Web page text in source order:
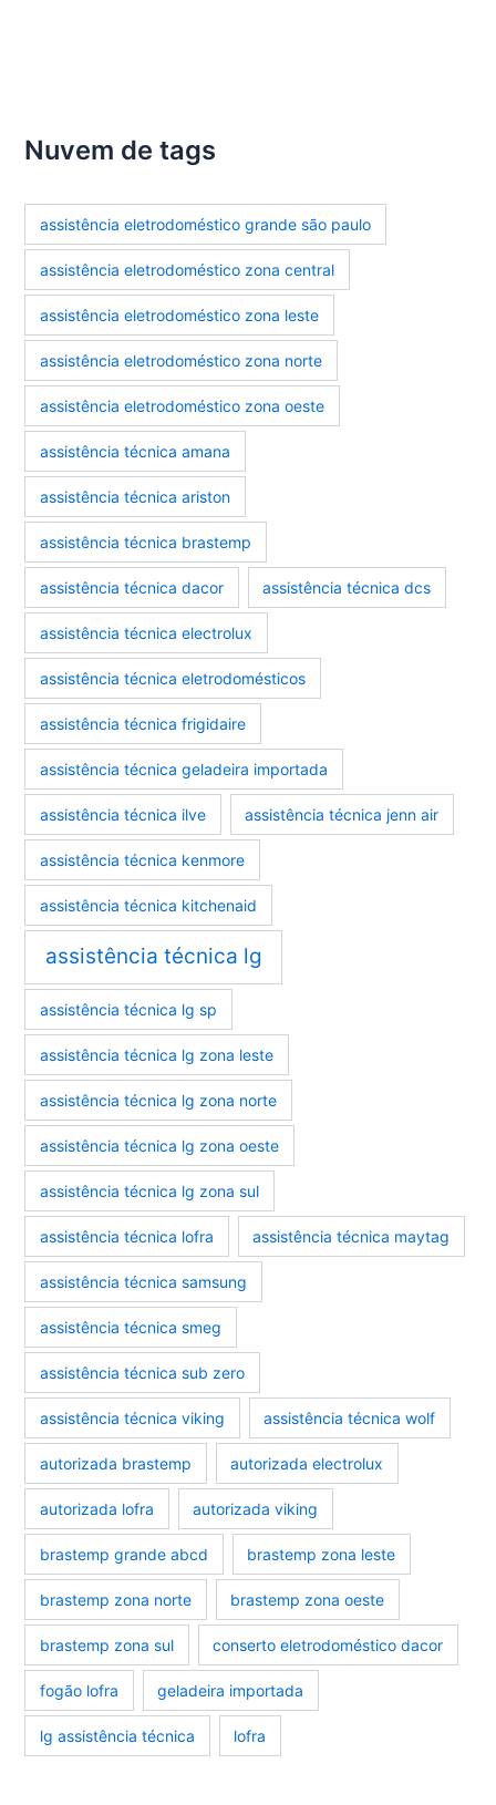
Nuvem de tags
assistência eletrodoméstico grande são paulo
assistência eletrodoméstico zona central
assistência eletrodoméstico zona leste
assistência eletrodoméstico zona norte
assistência eletrodoméstico zona oeste
assistência técnica amana
assistência técnica ariston
assistência técnica brastemp
assistência técnica dacor assistência técnica dcs
assistência técnica electrolux
assistência técnica eletrodomésticos
assistência técnica frigidaire
assistência técnica geladeira importada
assistência técnica ilve assistência técnica jenn air
assistência técnica kenmore
assistência técnica kitchenaid
assistência técnica lg
assistência técnica lg sp
assistência técnica lg zona leste
assistência técnica lg zona norte
assistência técnica lg zona oeste
assistência técnica lg zona sul
assistência técnica lofra assistência técnica maytag
assistência técnica samsung
assistência técnica smeg
assistência técnica sub zero
assistência técnica viking assistência técnica wolf
autorizada brastemp autorizada electrolux
autorizada lofra autorizada viking
brastemp grande abcd brastemp zona leste
brastemp zona norte brastemp zona oeste
brastemp zona sul conserto eletrodoméstico dacor
fogão lofra geladeira importada
lg assistência técnica lofra